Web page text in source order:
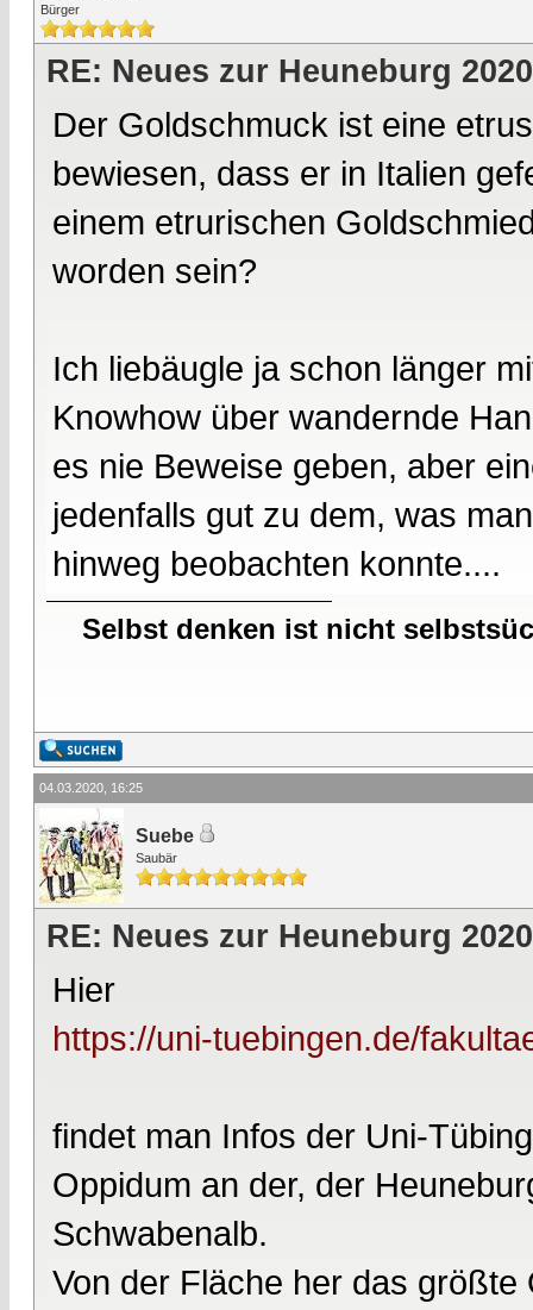
Bürger
RE: Neues zur Heuneburg 2020
Der Goldschmuck ist eine
bewiesen, dass er in Italien
einem etrurischen
worden sein?
Ich liebäugle ja schon länger
Knowhow über wandernde
es nie Beweise geben, aber
jedenfalls gut zu dem, was
hinweg beobachten konnte....
Selbst denken ist nicht
04.03.2020, 16:25
Suebe
Saubär
RE: Neues zur Heuneburg 2020
Hier
https://uni-tuebingen.de/
findet man Infos der Uni-
Oppidum an der, der
Schwabenalb.
Von der Fläche her das